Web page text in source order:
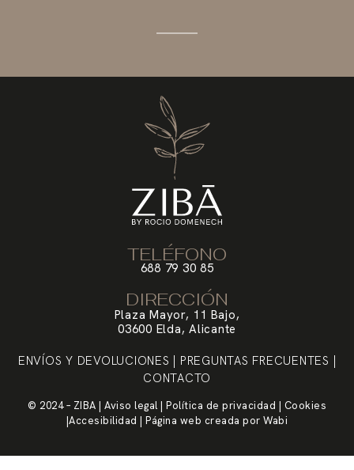
TELÉFONO
688 79 30 85
DIRECCIÓN
Plaza Mayor, 11 Bajo,
03600 Elda, Alicante
ENVÍOS Y DEVOLUCIONES | PREGUNTAS FRECUENTES |
CONTACTO
© 2024 – ZIBA | Aviso legal | Política de privacidad | Cookies
|Accesibilidad | Página web creada porWabi